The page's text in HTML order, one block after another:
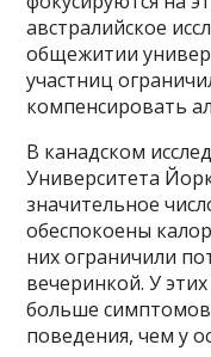
австралийское
общежитии
участниц
компенсировать
В канадском
Университета
значительное
обеспокоены
них ограничили
вечеринкой. У
больше
поведения, чем у